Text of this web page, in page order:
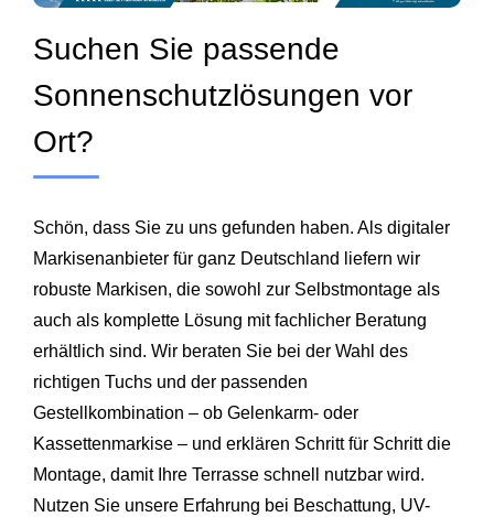
Suchen Sie passende
Sonnenschutzlösungen vor
Ort?
Schön, dass Sie zu uns gefunden haben. Als digitaler
Markisenanbieter für ganz Deutschland liefern wir
robuste Markisen, die sowohl zur Selbstmontage als
auch als komplette Lösung mit fachlicher Beratung
erhältlich sind. Wir beraten Sie bei der Wahl des
richtigen Tuchs und der passenden
Gestellkombination – ob Gelenkarm- oder
Kassettenmarkise – und erklären Schritt für Schritt die
Montage, damit Ihre Terrasse schnell nutzbar wird.
Nutzen Sie unsere Erfahrung bei Beschattung, UV-